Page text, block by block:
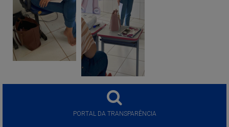
PORTAL DA TRANSPARÊNCIA